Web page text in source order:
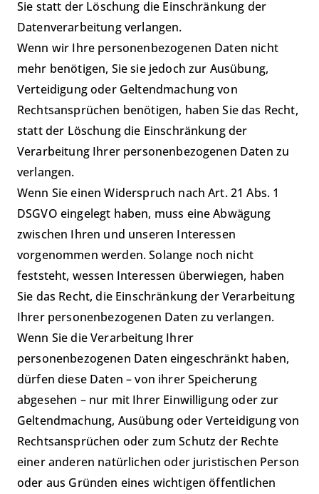
Sie statt der Löschung die Einschränkung der
Datenverarbeitung verlangen.
Wenn wir Ihre personenbezogenen Daten nicht
mehr benötigen, Sie sie jedoch zur Ausübung,
Verteidigung oder Geltendmachung von
Rechtsansprüchen benötigen, haben Sie das Recht,
statt der Löschung die Einschränkung der
Verarbeitung Ihrer personenbezogenen Daten zu
verlangen.
Wenn Sie einen Widerspruch nach Art. 21 Abs. 1
DSGVO eingelegt haben, muss eine Abwägung
zwischen Ihren und unseren Interessen
vorgenommen werden. Solange noch nicht
feststeht, wessen Interessen überwiegen, haben
Sie das Recht, die Einschränkung der Verarbeitung
Ihrer personenbezogenen Daten zu verlangen.
Wenn Sie die Verarbeitung Ihrer
personenbezogenen Daten eingeschränkt haben,
dürfen diese Daten – von ihrer Speicherung
abgesehen – nur mit Ihrer Einwilligung oder zur
Geltendmachung, Ausübung oder Verteidigung von
Rechtsansprüchen oder zum Schutz der Rechte
einer anderen natürlichen oder juristischen Person
oder aus Gründen eines wichtigen öffentlichen